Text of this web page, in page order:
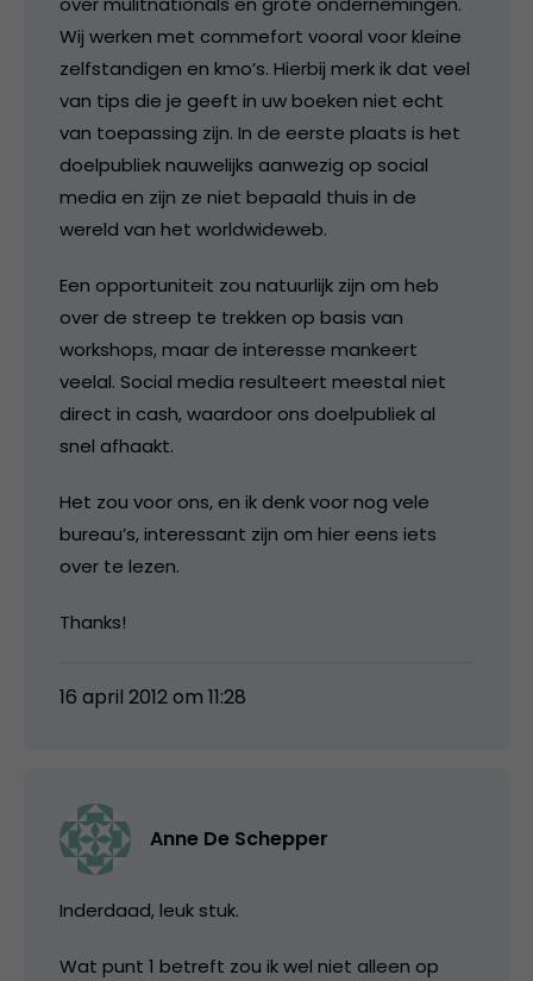
Wij werken met commefort vooral voor kleine
zelfstandigen en kmo’s. Hierbij merk ik dat veel
van tips die je geeft in uw boeken niet echt
van toepassing zijn. In de eerste plaats is het
doelpubliek nauwelijks aanwezig op social
media en zijn ze niet bepaald thuis in de
wereld van het worldwideweb.
Een opportuniteit zou natuurlijk zijn om heb
over de streep te trekken op basis van
workshops, maar de interesse mankeert
veelal. Social media resulteert meestal niet
direct in cash, waardoor ons doelpubliek al
snel afhaakt.
Het zou voor ons, en ik denk voor nog vele
bureau’s, interessant zijn om hier eens iets
over te lezen.
Thanks!
16 april 2012 om 11:28
Anne De Schepper
Inderdaad, leuk stuk.
Wat punt 1 betreft zou ik wel niet alleen op